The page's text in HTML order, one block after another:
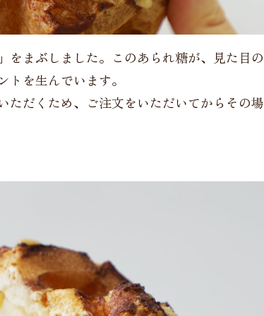
をまぶしました。このあられ糖が、見た目の
を生んでいます。
ただくため、ご注文をいただいてからその場